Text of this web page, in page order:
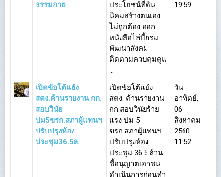
ธรรมกาย
ประโยชน์ที่ดิน
นิคมสร้างตนเอง
ไม่ถูกต้อง ออก
หนังสือไล่บี้กรม
พัฒนาสังคม
ติดตามควบคุมดูแ
...
19:59
เปิดข้อโต้แย้ง
สตง.ค้านรายงาน กก.
สอบวินัย
ปม5ขรก.สภาผู้แทนฯ
ปรับปรุงห้อง
ประชุม36.5ล.
เปิดข้อโต้แย้ง
สตง. ค้านรายงาน
กก.สอบวินัยร้าย
แรง ปม 5
ขรก.สภาผู้แทนฯ
ปรับปรุงห้อง
ประชุม 36.5 ล้าน
ชี้อนุญาตเอกชน
ดำเนินการก่อนทำ
วัน
อาทิตย์,
06
สิงหาคม
2560
11:52